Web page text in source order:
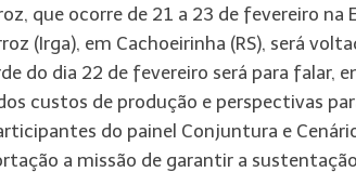
que ocorre de 21 a 23 de fevereiro na
(Irga), em Cachoeirinha (RS), será
do dia 22 de fevereiro será para falar,
custos de produção e perspectivas
do painel Conjuntura e
a missão de garantir a